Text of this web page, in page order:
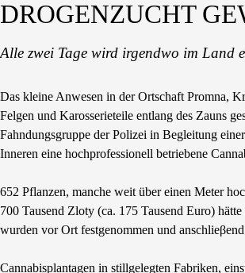
DROGENZUCHT
Alle zwei Tage wird irgendwo im Land
Das kleine Anwesen in der Ortschaft Promna,
Felgen und Karosserieteile entlang des Zauns
Fahndungsgruppe der Polizei in Begleitung
Inneren eine hochprofessionell betriebene
652 Pflanzen, manche weit über einen Meter
700 Tausend Zloty (ca. 175 Tausend Euro)
wurden vor Ort festgenommen und
Cannabisplantagen in stillgelegten Fabriken,